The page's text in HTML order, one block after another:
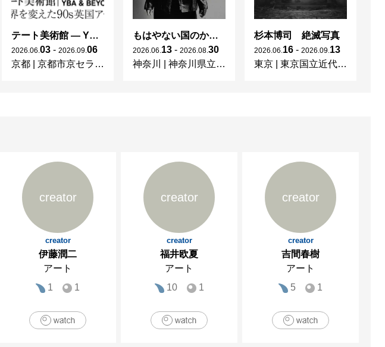
テート美術館 ― YBA & BEYOND 世界を変えた90s英国アート
2026 06 03 - 2026 09 06
京都
京都市京セラ美術館
もはやない国のかつてない光 東ドイツの女性写真家たち
2026 06 13 - 2026 08 30
神奈川
神奈川県立近代美術館 葉山
杉本博司 絶滅写真
2026 06 16 - 2026 09 13
東京
東京国立近代美術館
creator
creator
伊藤潤二
アート
1
1
creator
creator
福井欧夏
アート
10
1
creator
creator
吉間春樹
アート
5
1